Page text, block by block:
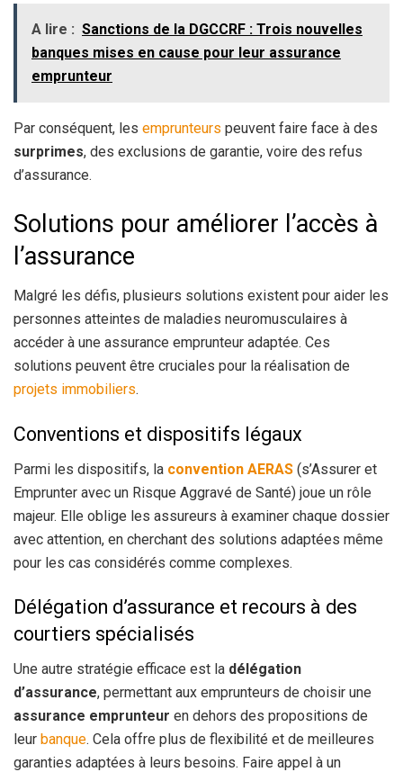
A lire : Sanctions de la DGCCRF : Trois nouvelles
banques mises en cause pour leur assurance
emprunteur
Par conséquent, les emprunteurs peuvent faire face à des
surprimes, des exclusions de garantie, voire des refus
d’assurance.
Solutions pour améliorer l’accès à
l’assurance
Malgré les défis, plusieurs solutions existent pour aider les
personnes atteintes de maladies neuromusculaires à
accéder à une assurance emprunteur adaptée. Ces
solutions peuvent être cruciales pour la réalisation de
projets immobiliers.
Conventions et dispositifs légaux
Parmi les dispositifs, la convention AERAS (s’Assurer et
Emprunter avec un Risque Aggravé de Santé) joue un rôle
majeur. Elle oblige les assureurs à examiner chaque dossier
avec attention, en cherchant des solutions adaptées même
pour les cas considérés comme complexes.
Délégation d’assurance et recours à des
courtiers spécialisés
Une autre stratégie efficace est la délégation
d’assurance, permettant aux emprunteurs de choisir une
assurance emprunteur en dehors des propositions de
leur banque. Cela offre plus de flexibilité et de meilleures
garanties adaptées à leurs besoins. Faire appel à un